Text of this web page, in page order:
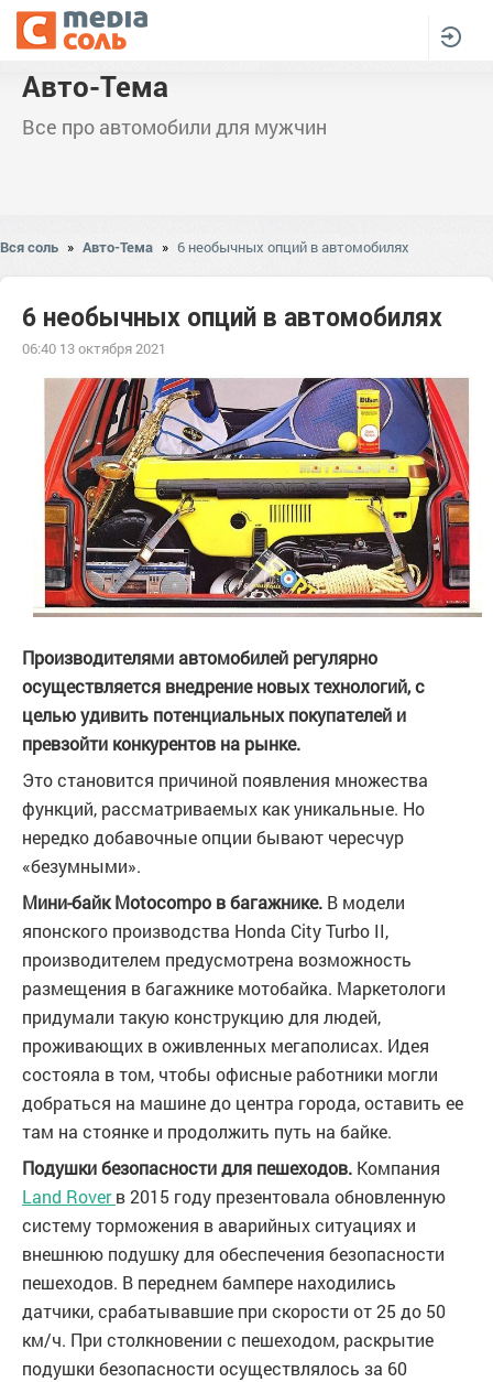
Авто-Тема
Все про автомобили для мужчин
Вся соль » Авто-Тема » 6 необычных опций в автомобилях
6 необычных опций в автомобилях
06:40 13 октября 2021
Производителями автомобилей регулярно
осуществляется внедрение новых технологий, с
целью удивить потенциальных покупателей и
превзойти конкурентов на рынке.
Это становится причиной появления множества
функций, рассматриваемых как уникальные. Но
нередко добавочные опции бывают чересчур
«безумными».
Мини-байк Motocompo в багажнике. В модели
японского производства Honda City Turbo II,
производителем предусмотрена возможность
размещения в багажнике мотобайка. Маркетологи
придумали такую конструкцию для людей,
проживающих в оживленных мегаполисах. Идея
состояла в том, чтобы офисные работники могли
добраться на машине до центра города, оставить ее
там на стоянке и продолжить путь на байке.
Подушки безопасности для пешеходов. Компания
Land Roverв 2015 году презентовала обновленную
систему торможения в аварийных ситуациях и
внешнюю подушку для обеспечения безопасности
пешеходов. В переднем бампере находились
датчики, срабатывавшие при скорости от 25 до 50
км/ч. При столкновении с пешеходом, раскрытие
подушки безопасности осуществлялось за 60